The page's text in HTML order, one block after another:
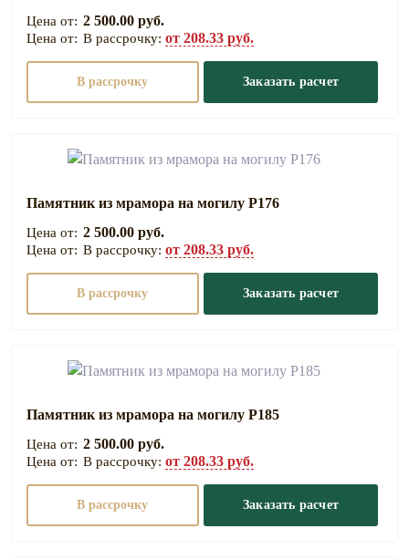
2 500.00 руб.
В рассрочку: от 208.33 руб.
В рассрочку Заказать расчет
Памятник из мрамора на могилу Р176
2 500.00 руб.
В рассрочку: от 208.33 руб.
В рассрочку Заказать расчет
Памятник из мрамора на могилу Р185
2 500.00 руб.
В рассрочку: от 208.33 руб.
В рассрочку Заказать расчет